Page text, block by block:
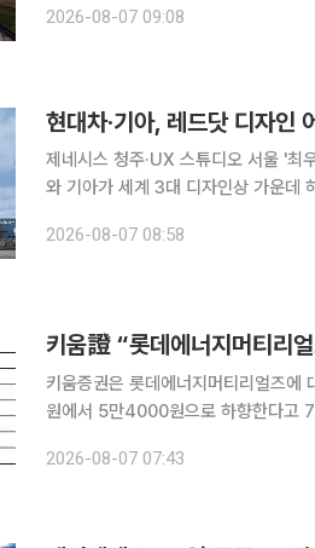
터를 기반으로 2034년까지 연간
2026-08-07 09:08
현대차·기아, 레드닷 디자
제네시스 청주·UX 스튜디오 서울 '최우수
와 기아가 세계 3대 디자인상 가운
2026-08-07 08:58
키움證 “롯데에너지머티리
키움증권은 롯데에너지머티리얼즈에
원에서 5만4000원으로 하향한다고 7일 밝혔다. 권준수 키움증권 연구원은
복과 가공비 인상 협상이 기대돼
2026-08-07 07:43